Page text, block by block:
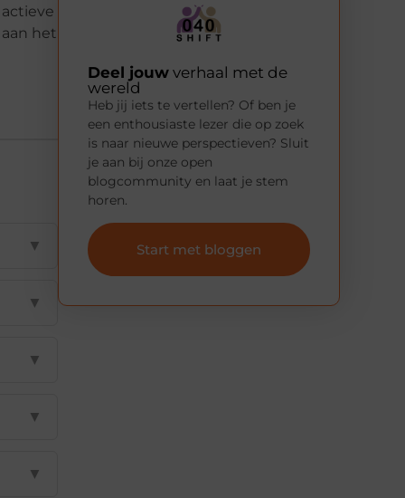
het
▼
▼
▼
▼
▼
Deel jouw verhaal met de
wereld
Heb jij iets te vertellen? Of ben je
een enthousiaste lezer die op zoek
is naar nieuwe perspectieven? Sluit
je aan bij onze open
blogcommunity en laat je stem
horen.
Start met bloggen